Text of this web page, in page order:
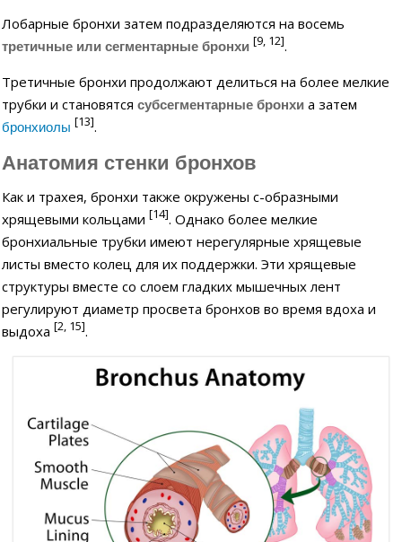
Лобарные бронхи затем подразделяются на восемь
третичные или сегментарные бронхи [9, 12].
Третичные бронхи продолжают делиться на более мелкие
трубки и становятсясубсегментарные бронхиа затем
бронхиолы [13].
Анатомия стенки бронхов
Как и трахея, бронхи также окружены с-образными
хрящевыми кольцами[14]. Однако более мелкие
бронхиальные трубки имеют нерегулярные хрящевые
листы вместо колец для их поддержки. Эти хрящевые
структуры вместе со слоем гладких мышечных лент
регулируют диаметр просвета бронхов во время вдоха и
выдоха[2, 15].